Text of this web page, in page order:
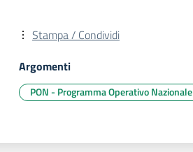
Stampa / Condividi
Argomenti
PON - Programma Operativo Nazionale